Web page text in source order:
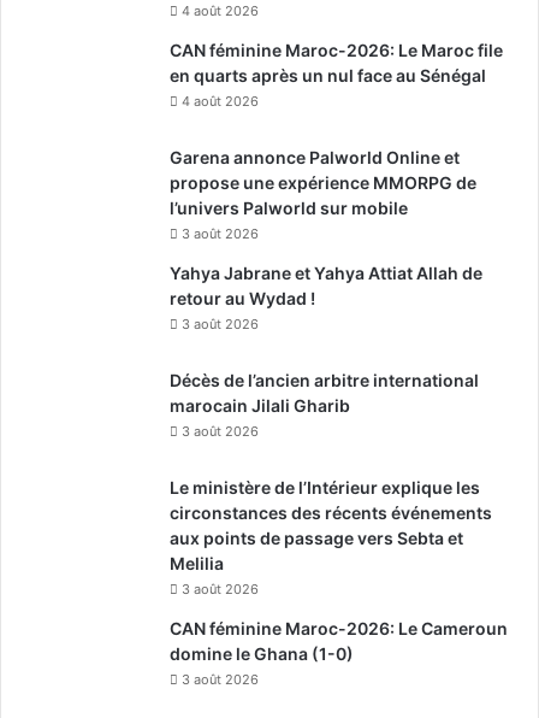
4 août 2026
CAN féminine Maroc-2026: Le Maroc file
en quarts après un nul face au Sénégal
4 août 2026
Garena annonce Palworld Online et
propose une expérience MMORPG de
l’univers Palworld sur mobile
3 août 2026
Yahya Jabrane et Yahya Attiat Allah de
retour au Wydad !
3 août 2026
Décès de l’ancien arbitre international
marocain Jilali Gharib
3 août 2026
Le ministère de l’Intérieur explique les
circonstances des récents événements
aux points de passage vers Sebta et
Melilia
3 août 2026
CAN féminine Maroc-2026: Le Cameroun
domine le Ghana (1-0)
3 août 2026